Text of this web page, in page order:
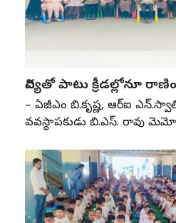
విద్యతో పాటు క్రీడల్లోనూ
– ఏజీఎం బి.కృష్ణ, ఆర్‌ఐ ఎన్‌.స్వాతి
వ్యవస్థాపకుడు బి.ఎస్‌. రావు